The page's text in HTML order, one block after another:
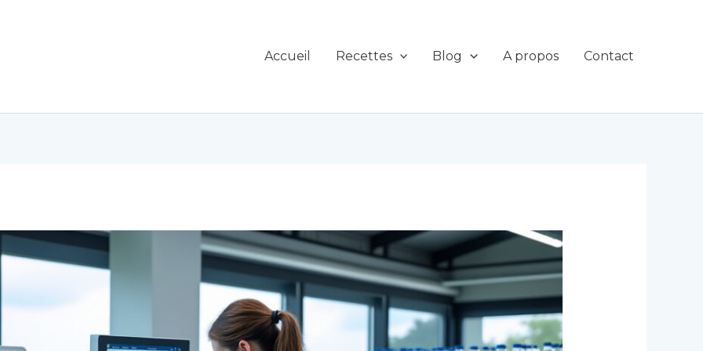
Accueil Recettes Blog A propos Contact